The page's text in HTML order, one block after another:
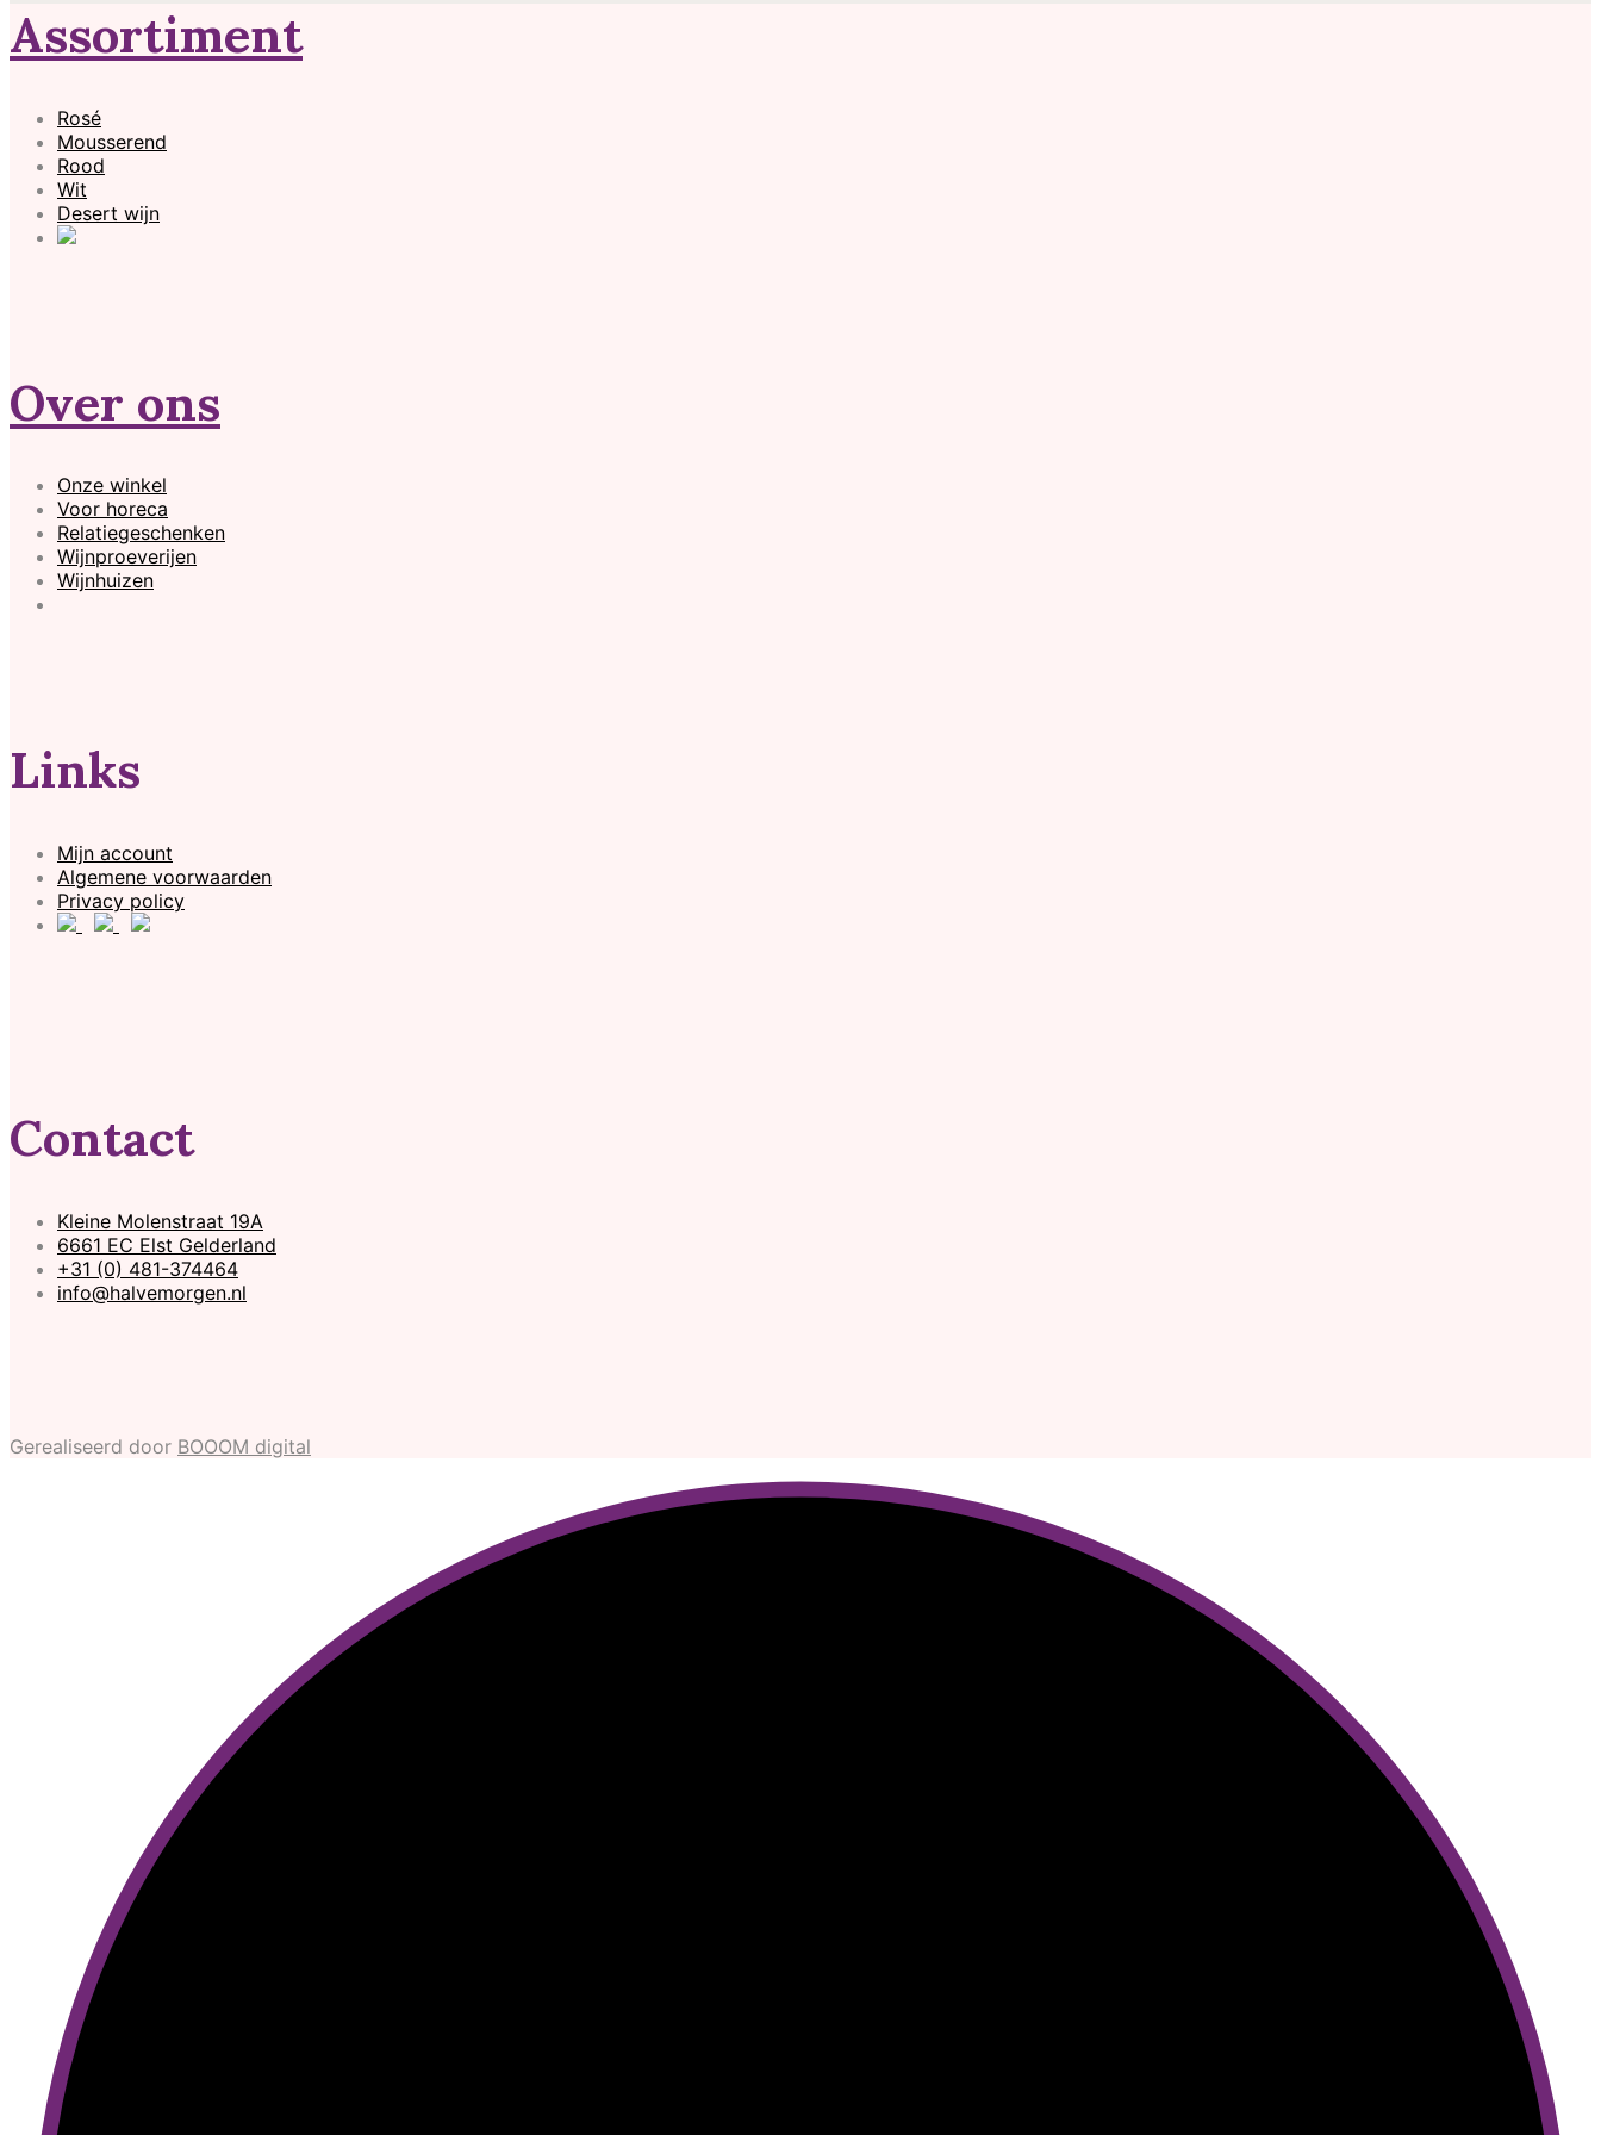
Assortiment
Rosé
Mousserend
Rood
Wit
Desert wijn
Over ons
Onze winkel
Voor horeca
Relatiegeschenken
Wijnproeverijen
Wijnhuizen
Links
Mijn account
Algemene voorwaarden
Privacy policy
Contact
Kleine Molenstraat 19A
6661 EC Elst Gelderland
+31 (0) 481-374464
info@halvemorgen.nl
Gerealiseerd door BOOOM digital